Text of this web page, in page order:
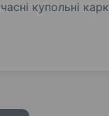
купольні
поєднують